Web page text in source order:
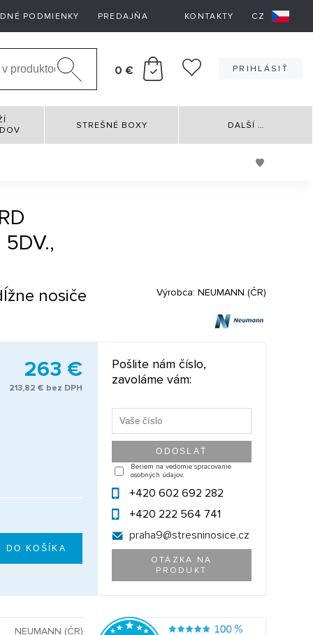
PODMIENKY PREDAJŇA KONTAKTY CZ
0 € PRIHLÁSIŤ
STREŠNÉ BOXY DALŠÍ …
nosiče Výrobca: NEUMANN (ČR)
263 €
213,82 € bez DPH
Pošlite nám číslo,
zavoláme vám:
Beriem na vedomie spracovanie
osobných údajov.
+420 602 692 282
+420 222 564 741
praha9@stresninosice.cz
OTÁZKA NA
PRODUKT
NEUMANN (ČR)